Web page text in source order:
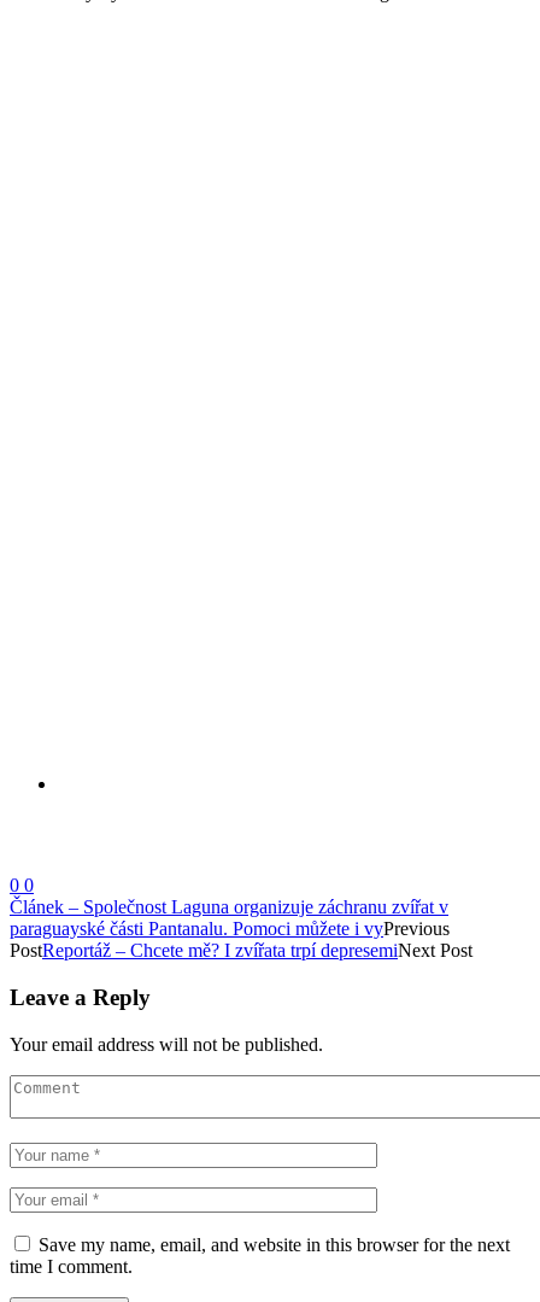
0 0
Článek – Společnost Laguna organizuje záchranu zvířat v
paraguayské části Pantanalu. Pomoci můžete i vyPrevious
PostReportáž – Chcete mě? I zvířata trpí depresemiNext Post
Leave a Reply
Your email address will not be published.
Save my name, email, and website in this browser for the next
time I comment.